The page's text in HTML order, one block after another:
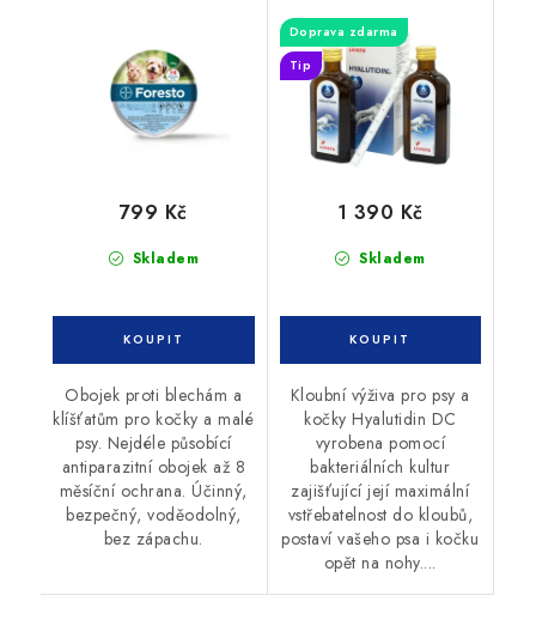
Skladem
799 Kč
Obojek proti blechám a
klíšťatům pro kočky a malé
psy. Nejdéle působící
antiparazitní obojek až 8
měsíční ochrana. Účinný,
bezpečný, voděodolný,
bez zápachu.
Doprava zdarma
Tip
Skladem
1 390 Kč
Kloubní výživa pro psy a
kočky Hyalutidin DC
vyrobena pomocí
bakteriálních kultur
zajišťující její maximální
vstřebatelnost do kloubů,
postaví vašeho psa i kočku
opět na nohy....